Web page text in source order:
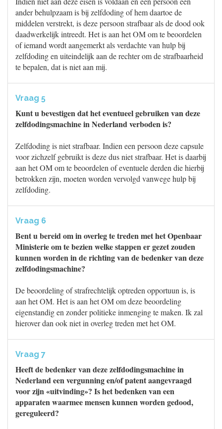
ander behulpzaam is bij zelfdoding of hem daartoe de
middelen verstrekt, is deze persoon strafbaar als de dood ook
daadwerkelijk intreedt. Het is aan het OM om te beoordelen
of iemand wordt aangemerkt als verdachte van hulp bij
zelfdoding en uiteindelijk aan de rechter om de strafbaarheid
te bepalen, dat is niet aan mij.
Vraag 5
Kunt u bevestigen dat het eventueel gebruiken van deze
zelfdodingsmachine in Nederland verboden is?
Zelfdoding is niet strafbaar. Indien een persoon deze capsule
voor zichzelf gebruikt is deze dus niet strafbaar. Het is daarbij
aan het OM om te beoordelen of eventuele derden die hierbij
betrokken zijn, moeten worden vervolgd vanwege hulp bij
zelfdoding.
Vraag 6
Bent u bereid om in overleg te treden met het Openbaar
Ministerie om te bezien welke stappen er gezet zouden
kunnen worden in de richting van de bedenker van deze
zelfdodingsmachine?
De beoordeling of strafrechtelijk optreden opportuun is, is
aan het OM. Het is aan het OM om deze beoordeling
eigenstandig en zonder politieke inmenging te maken. Ik zal
hierover dan ook niet in overleg treden met het OM.
Vraag 7
Heeft de bedenker van deze zelfdodingsmachine in
Nederland een vergunning en/of patent aangevraagd
voor zijn «uitvinding»? Is het bedenken van een
apparaten waarmee mensen kunnen worden gedood,
gereguleerd?